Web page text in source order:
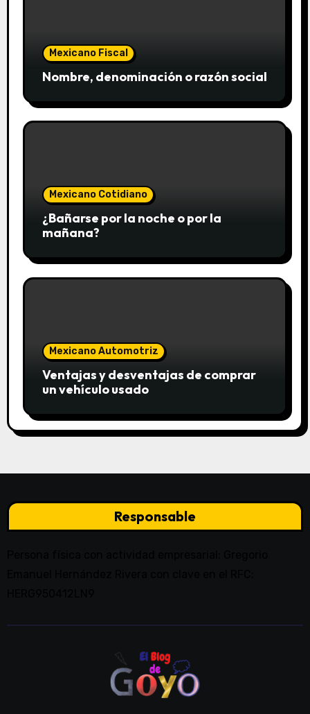
Mexicano Fiscal
Nombre, denominación o razón social
Mexicano Cotidiano
¿Bañarse por la noche o por la
mañana?
Mexicano Automotriz
Ventajas y desventajas de comprar
un vehículo usado
Responsable